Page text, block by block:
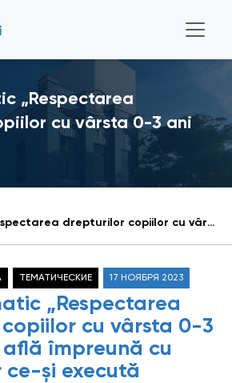
„Respectarea
cu vârsta 0-3 ani
Raport tematic „Respectarea drepturilor copiilor cu vârsta 0-3 ani care se află împreună cu mamele lor ce-și execută pedeapsa în instituțiile penitenciare din Republica Moldova”
ТЕМАТИЧЕСКИЕ 17 НОЯБРЯ 2023
„Respectarea
cu vârsta 0-3
împreună cu
ce-și execută